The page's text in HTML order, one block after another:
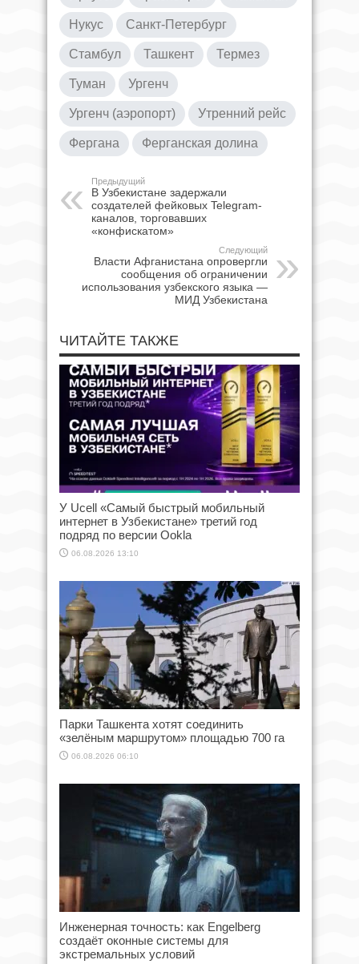
Нукус Санкт-Петербург
Стамбул Ташкент Термез
Туман Ургенч
Ургенч (аэропорт) Утренний рейс
Фергана Ферганская долина
Предыдущий
В Узбекистане задержали
создателей фейковых Telegram-
каналов, торговавших
«конфискатом»
Следующий
Власти Афганистана опровергли
сообщения об ограничении
использования узбекского языка —
МИД Узбекистана
ЧИТАЙТЕ ТАКЖЕ
У Ucell «Самый быстрый мобильный
интернет в Узбекистане» третий год
подряд по версии Ookla
06.08.2026 13:10
Парки Ташкента хотят соединить
«зелёным маршрутом» площадью 700 га
06.08.2026 06:10
Инженерная точность: как Engelberg
создаёт оконные системы для
экстремальных условий